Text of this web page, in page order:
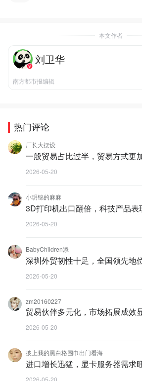
本文作者
刘卫华
南方都市报编辑
热门评论
厂长大摆设
一般贸易占比过半，贸易方式更
2026-05-20
小玥锦的麻麻
3D打印机出口翻倍，科技产品表
2026-05-20
BabyChildren添
深圳外贸韧性十足，全国领先地
2026-05-20
zm20160227
贸易伙伴多元化，市场拓展成效显
2026-05-20
披上我的黑白格围巾出门看海
进口增长迅猛，显卡服务器需求旺
2026-05-20